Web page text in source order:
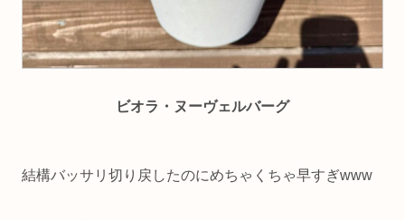
ビオラ・ヌーヴェルバーグ
結構バッサリ切り戻したのにめちゃくちゃ早すぎwww